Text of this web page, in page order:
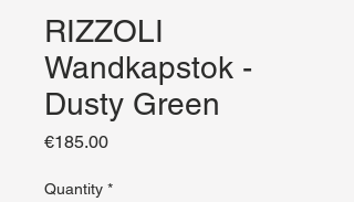
RIZZOLI
Wandkapstok -
Dusty Green
€185.00Price
Quantity *